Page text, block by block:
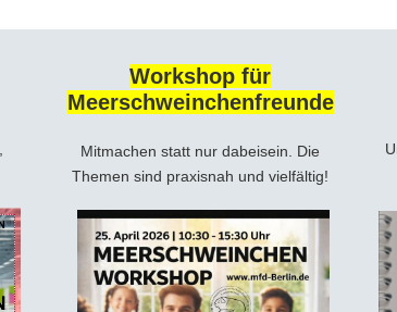
Workshop für
Meerschweinchenfreunde
Mitmachen statt nur dabeisein. Die
Themen sind praxisnah und vielfältig!